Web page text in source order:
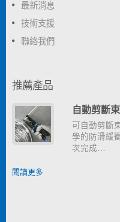
最新消息
技術支援
聯絡我們
推薦產品
自動剪斷
可自動剪斷
學的防滑緩
次完成…
閱讀更多